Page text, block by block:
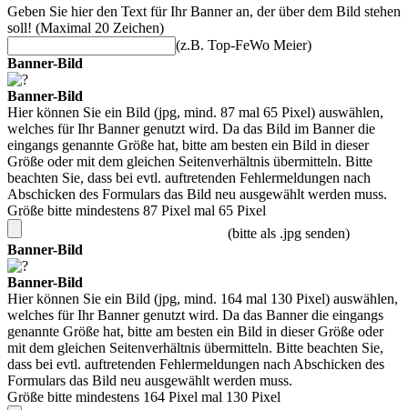
Geben Sie hier den Text für Ihr Banner an, der über dem Bild stehen
soll! (Maximal 20 Zeichen)
(z.B. Top-FeWo Meier)
Banner-Bild
Banner-Bild
Hier können Sie ein Bild (jpg, mind. 87 mal 65 Pixel) auswählen,
welches für Ihr Banner genutzt wird. Da das Bild im Banner die
eingangs genannte Größe hat, bitte am besten ein Bild in dieser
Größe oder mit dem gleichen Seitenverhältnis übermitteln. Bitte
beachten Sie, dass bei evtl. auftretenden Fehlermeldungen nach
Abschicken des Formulars das Bild neu ausgewählt werden muss.
Größe bitte mindestens 87 Pixel mal 65 Pixel
(bitte als .jpg senden)
Banner-Bild
Banner-Bild
Hier können Sie ein Bild (jpg, mind. 164 mal 130 Pixel) auswählen,
welches für Ihr Banner genutzt wird. Da das Banner die eingangs
genannte Größe hat, bitte am besten ein Bild in dieser Größe oder
mit dem gleichen Seitenverhältnis übermitteln. Bitte beachten Sie,
dass bei evtl. auftretenden Fehlermeldungen nach Abschicken des
Formulars das Bild neu ausgewählt werden muss.
Größe bitte mindestens 164 Pixel mal 130 Pixel